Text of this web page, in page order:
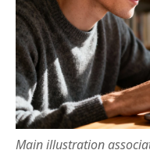
Main illustration